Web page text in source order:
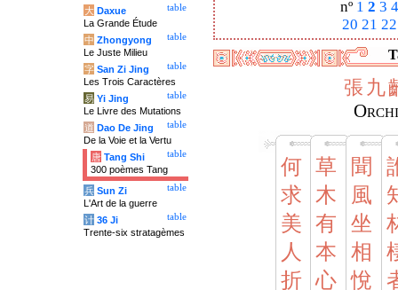
nº 1 2 3 4
20 21 22
張 九
何
求
美
人
折
草
木
有
本
心
聞
風
坐
相
悅
table
大 Daxue
La Grande Étude
table
中 Zhongyong
Le Juste Milieu
table
字 San Zi Jing
Les Trois Caractères
table
易 Yi Jing
Le Livre des Mutations
table
道 Dao De Jing
De la Voie et la Vertu
table
唐 Tang Shi
300 poèmes Tang
table
兵 Sun Zi
L'Art de la guerre
table
计 36 Ji
Trente-six stratagèmes